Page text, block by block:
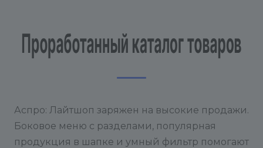
Аспро: Лайтшоп заряжен на высокие продажи.
Боковое меню с разделами, популярная
продукция в шапке и умный фильтр помогают